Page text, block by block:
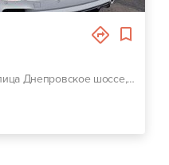
г. Кривой Рог, улица Днепровское шоссе, 22б